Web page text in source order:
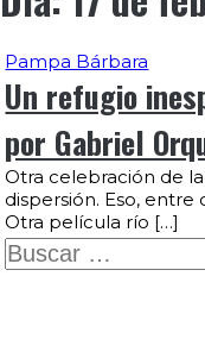
Pampa Bárbara
Un refugio
por Gabriel
Otra celebración de
dispersión. Eso, entre
Otra película río […]
Buscar: